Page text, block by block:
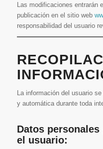
Las modificaciones entrarán
publicación en el sitio web
responsabilidad del usuario
La información del usuario
y automática durante toda
Datos
el usuario: